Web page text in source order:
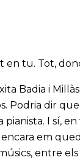
tu. Tot,
Badia i
Podria dir que
I sí,
em
entre